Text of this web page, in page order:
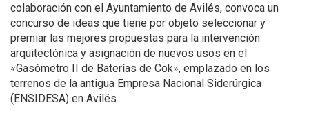
colaboración con el Ayuntamiento de Avilés, convoca un
concurso de ideas que tiene por objeto seleccionar y
premiar las mejores propuestas para la intervención
arquitectónica y asignación de nuevos usos en el
«Gasómetro II de Baterías de Cok», emplazado en los
terrenos de la antigua Empresa Nacional Siderúrgica
(ENSIDESA) en Avilés.